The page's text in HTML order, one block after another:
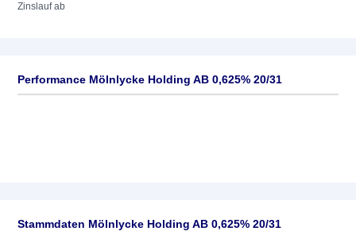
Zinslauf ab
Performance Mölnlycke Holding AB 0,625% 20/31
Stammdaten Mölnlycke Holding AB 0,625% 20/31